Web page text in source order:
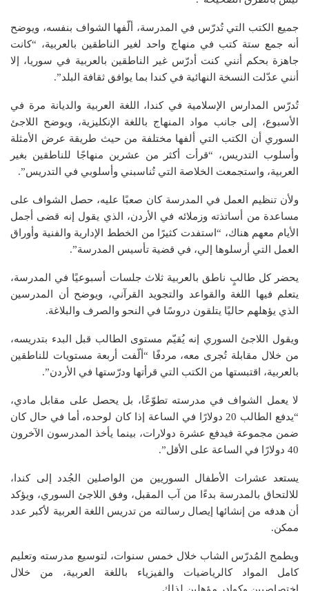
جميع الكتب التي تُدرّس في المدرسة، ألّفها الشواف بنفسه، ويوضح
أنه جمع ستة كتب في منهاج واحد لغير الناطقين بالعربية، “كانت
جاهزة بحكم أنني كنت أدرّس غير الناطقين بالعربية في سوريا، إلا
أنني عدّلت النسخة النهائية في كندا بما يوافق ثقافة البلد”.
تُدرّس المدارس الإسلامية في كندا، اللغة العربية والديانة مرة في
الأسبوع، إلى جانب مواد المنهاج باللغة الإنكليزية، ويوضح اللاجئ
السوري أن الكتب التي ألفها مختلفة من حيث طريقة عرض الأمثلة
وأسلوب التدريس، “قرأت أكثر من عشرين منهاجًا للناطقين بغير
العربية، واستجمعت الخلاصة التي تُناسبني وأسلوبي في التدريس”.
ولأن تنظيم العمل في المدرسة كان صعبًا عليه، حصل الشواف على
مساعدة من أساتذته وزملائه في الأردن، الذي يقول إنه قضى أجمل
الأيام معهم هناك، “استفدت كثيرًا من الخطط الإدارية والفنية وأوراق
العمل التي أرسلوها إلي، في قضية تأسيس المدرسة”.
يحضر كل طالبٍ ناطق بالعربية ثلاث جلسات أسبوعيًا في المدرسة،
يتعلم فيها اللغة والقواعد والتجويد القرآني، ويوضح أن المدرسين
الذي يؤهلهم حاليًا يتلقون دروسًا في النحو والصرف والبلاغة.
ويقول اللاجئ السوري إنه يُقيّم مستوى الطالب قبل البدء بتدريسه،
من خلال مقابلة تُجرى معه، مردفًا “ألّفت أربعة مستويات للناطقين
بالعربية، اقتبستها من الكتب التي قرأتها ودرّستها في الأردن”.
لا يعمل الشواف في مدرسته تطوّعًا، بل يحصل على مقابل مادي،
“يدفع الطالب 20 دولارًا في الساعة إذا كان لوحده، أما في حال كان
ضمن مجموعة فيدفع عشرة دولارات، بينما يأخذ المدرسون الآخرون
40 دولارًا في الساعة على الأقل”.
يستعد عشرات الأطفال السوريين من الواصلين الجُدد إلى كندا،
للالتحاق بالمدرسة بدءًا من آب المقبل، وفق اللاجئ السوري، ويؤكد
أن هدفه من إنشائها إيصال رسالته من تدريس اللغة العربية لأكبر عدد
ممكن.
ويطمح المُدرّس الشاب خلال خمس سنوات، لتوسيع مدرسته وتعليم
كامل المواد كالرياضيات والفيزياء باللغة العربية، من خلال
اختصاصيين وكوادر مؤهلين لذلك.